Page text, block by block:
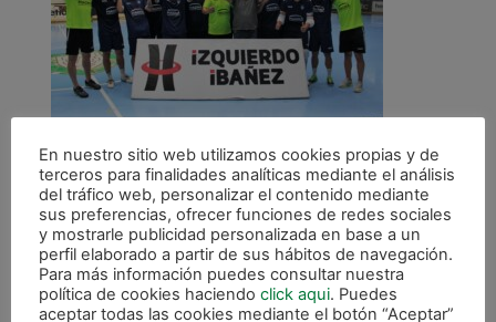
ANTERIOR
Izquierdo Ibáñez renueva como patrocinador de Osasuna Magna
En nuestro sitio web utilizamos cookies propias y de
terceros para finalidades analíticas mediante el análisis
del tráfico web, personalizar el contenido mediante
sus preferencias, ofrecer funciones de redes sociales
y mostrarle publicidad personalizada en base a un
perfil elaborado a partir de sus hábitos de navegación.
Para más información puedes consultar nuestra
política de cookies haciendo click aqui. Puedes
aceptar todas las cookies mediante el botón “Aceptar”